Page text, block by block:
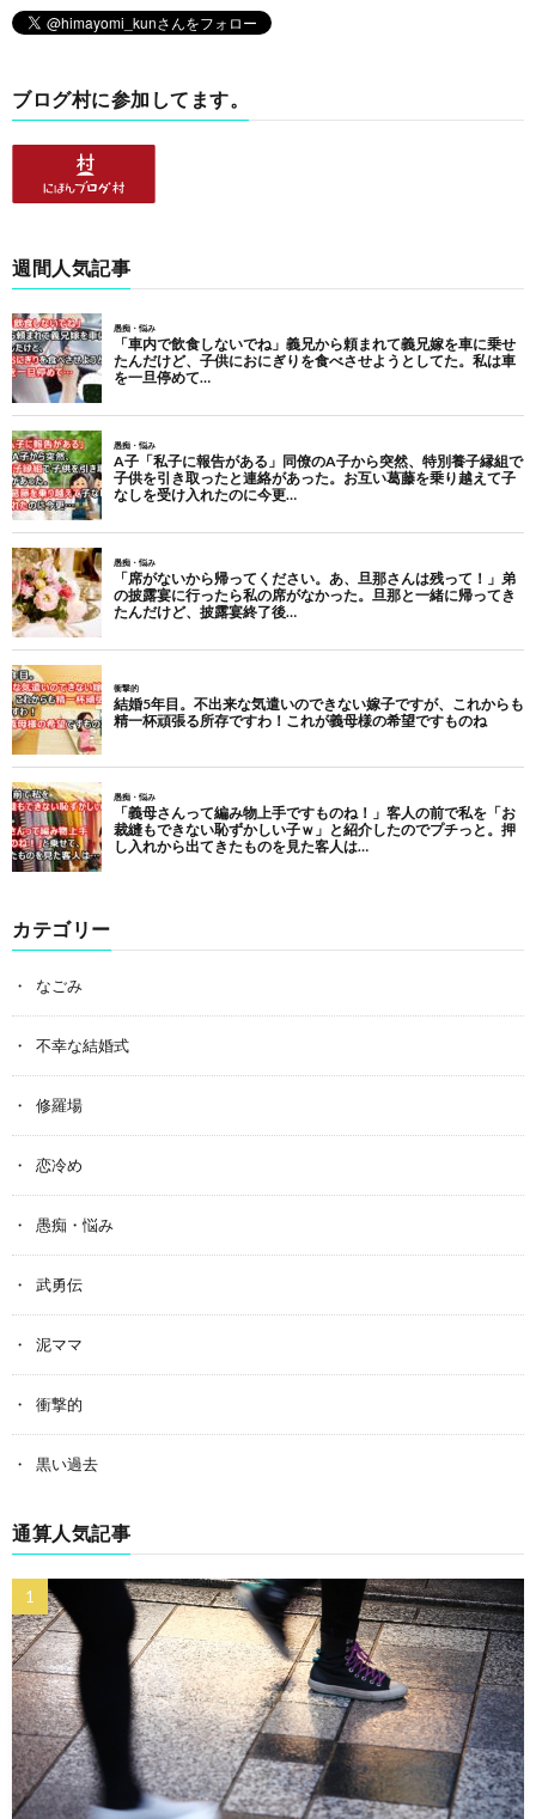
ブログ村に参加してます。
週間人気記事
カテゴリー
なごみ
不幸な結婚式
修羅場
恋冷め
愚痴・悩み
武勇伝
泥ママ
衝撃的
黒い過去
通算人気記事